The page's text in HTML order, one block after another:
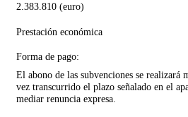
2.383.810 (euro)
Prestación económica
Forma de pago:
El abono de las subvenciones se realizará
vez transcurrido el plazo señalado en el
mediar renuncia expresa.